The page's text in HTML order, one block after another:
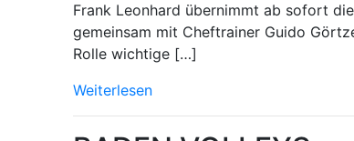
Frank Leonhard übernimmt ab sofort
gemeinsam mit Cheftrainer Guido
Rolle wichtige […]
Weiterlesen